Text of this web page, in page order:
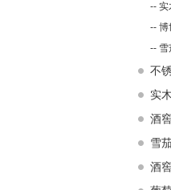
-- 实
-- 博
-- 雪
不
实
酒
雪
酒